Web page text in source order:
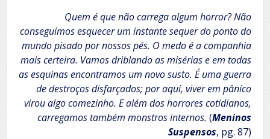
Quem é que não carrega algum horror? Não
conseguimos esquecer um instante sequer do ponto do
mundo pisado por nossos pés. O medo é a companhia
mais certeira. Vamos driblando as misérias e em todas
as esquinas encontramos um novo susto. É uma guerra
de destroços disfarçados; por aqui, viver em pânico
virou algo comezinho. E além dos horrores cotidianos,
carregamos também monstros internos. (Meninos
Suspensos, pg. 87)